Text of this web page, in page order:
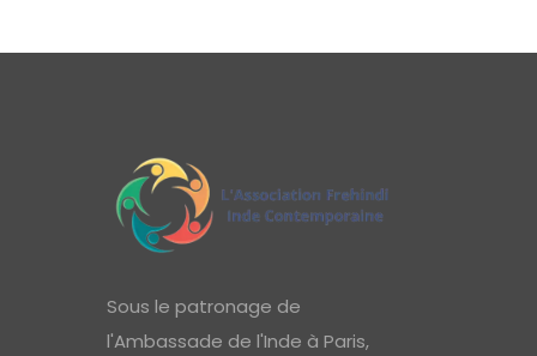
Sous le patronage de
l'Ambassade de l'Inde à Paris,